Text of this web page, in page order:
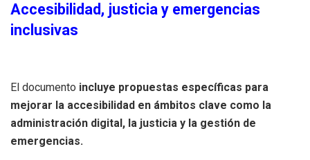
Accesibilidad, justicia y emergencias
inclusivas
El documento incluye propuestas específicas para
mejorar la accesibilidad en ámbitos clave como la
administración digital, la justicia y la gestión de
emergencias.